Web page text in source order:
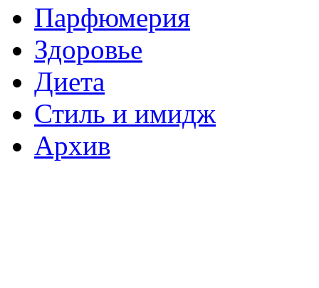
Парфюмерия
Здоровье
Диета
Стиль и имидж
Архив